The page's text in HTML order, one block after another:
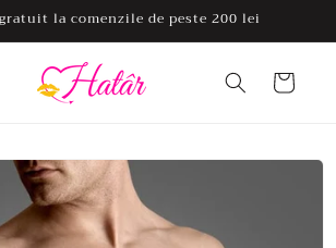
la comenzile de peste 200 lei
Coș